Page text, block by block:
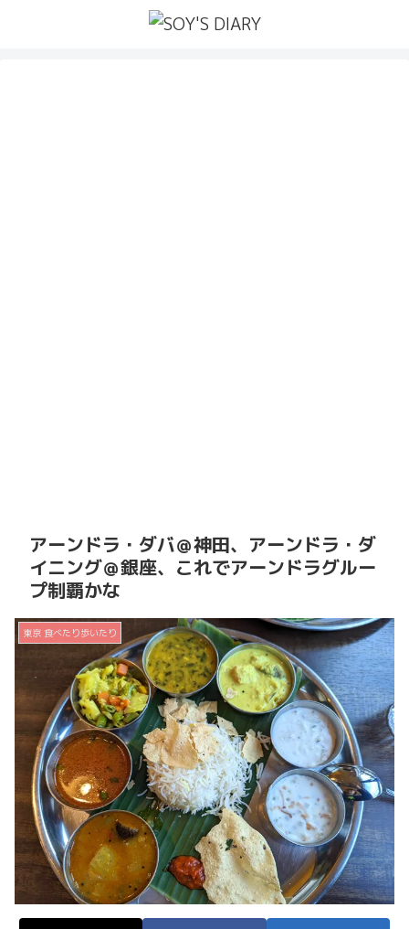
アーンドラ・ダバ＠神田、アーンドラ・ダ
イニング＠銀座、これでアーンドラグルー
プ制覇かな
東京 食べたり歩いたり